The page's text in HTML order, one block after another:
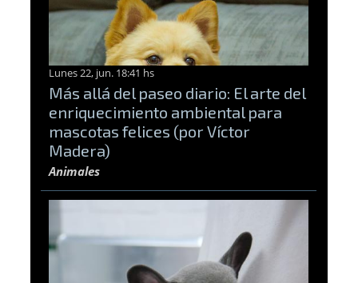
Lunes 22, jun. 18:41 hs
Más allá del paseo diario: El arte del
enriquecimiento ambiental para
mascotas felices (por Víctor
Madera)
Animales